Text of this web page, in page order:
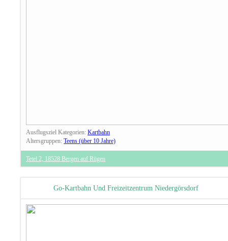
Ausflugsziel Kategorien:Kartbahn
Altersgruppen:Teens (über 10 Jahre)
Tetel 2, 18528 Bergen auf Rügen
Go-Kartbahn Und Freizeitzentrum Niedergörsdorf